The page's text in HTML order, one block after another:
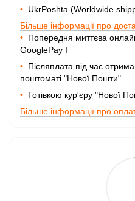
• UkrPoshta (Worldwide
Більше інформації про
• Попередня миттєва
GooglePay I
• Післяплата під час
поштоматі "Нової Пошти".
• Готівкою кур'єру "Нової
Більше інформації про